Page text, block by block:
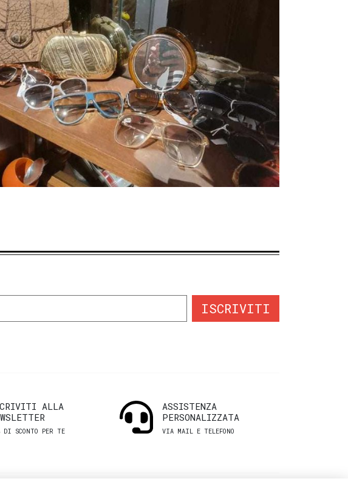
ISCRIVITI
ALLA
DI SCONTO PER TE
ASSISTENZA
PERSONALIZZATA
VIA MAIL E TELEFONO